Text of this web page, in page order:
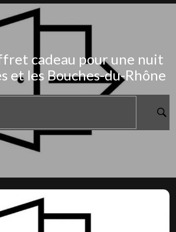
cadeau pour une nuit
et les Bouches-du-Rhône